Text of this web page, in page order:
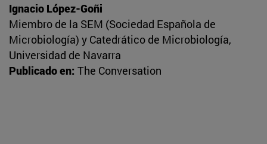
Ignacio López-Goñi
Miembro de la SEM (Sociedad Española de
Microbiología) y Catedrático de Microbiología,
Universidad de Navarra
Publicado en: The Conversation